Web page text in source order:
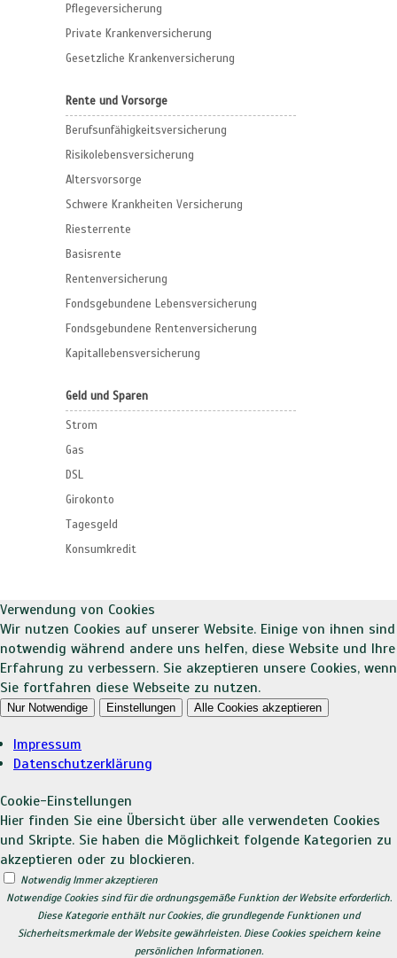
Pflegeversicherung
Private Krankenversicherung
Gesetzliche Krankenversicherung
Rente und Vorsorge
Berufs­unfähigkeitsversicherung
Risikolebensversicherung
Altersvorsorge
Schwere Krankheiten Versicherung
Riesterrente
Basisrente
Rentenversicherung
Fondsgebundene Lebensversicherung
Fondsgebundene Rentenversicherung
Kapitallebensversicherung
Geld und Sparen
Strom
Gas
DSL
Girokonto
Tagesgeld
Konsumkredit
Verwendung von Cookies
Wir nutzen Cookies auf unserer Website. Einige von ihnen sind
notwendig während andere uns helfen, diese Website und Ihre
Erfahrung zu verbessern. Sie akzeptieren unsere Cookies, wenn
Sie fortfahren diese Webseite zu nutzen.
Nur Notwendige Einstellungen Alle Cookies akzeptieren
Impressum
Datenschutzerklärung
Cookie-Einstellungen
Hier finden Sie eine Übersicht über alle verwendeten Cookies
und Skripte. Sie haben die Möglichkeit folgende Kategorien zu
akzeptieren oder zu blockieren.
Notwendig Immer akzeptieren
Notwendige Cookies sind für die ordnungsgemäße Funktion der Website erforderlich.
Diese Kategorie enthält nur Cookies, die grundlegende Funktionen und
Sicherheitsmerkmale der Website gewährleisten. Diese Cookies speichern keine
persönlichen Informationen.